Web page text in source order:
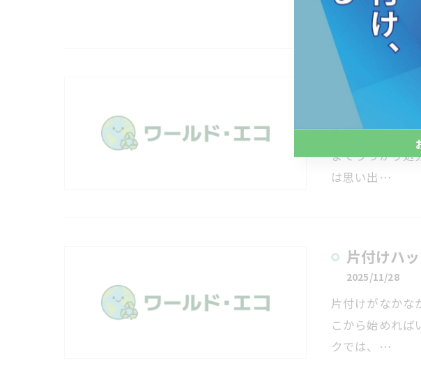
苦情や家族…
生前整理
2025/11/28
生前整理を始め
までうっかり処
は思い出…
片付けハ
2025/11/28
片付けがなかな
こから始めれば
クでは、…